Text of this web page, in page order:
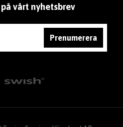
vårt nyhetsbrev
Prenumerera